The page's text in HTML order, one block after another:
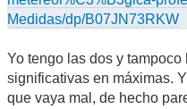
Medidas/dp/B07JN73RKW
Yo tengo las dos y
significativas en máximas.
que vaya mal, de hecho